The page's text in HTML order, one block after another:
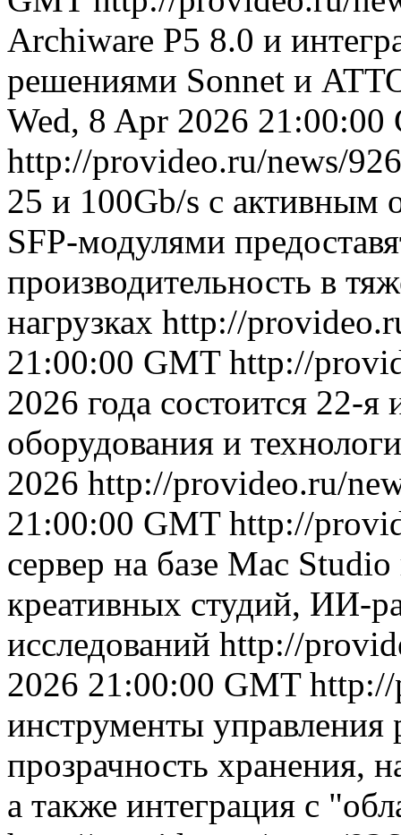
Archiware P5 8.0 и
решениями Sonnet и
Wed, 8 Apr 2026 21:00:00
http://provideo.ru/news/
25 и 100Gb/s с активным
SFP-модулями
производительность в
нагрузках http://
21:00:00 GMT http://
2026 года cостоится 22-я
оборудования и
2026 http://provideo.ru/
21:00:00 GMT http://
сервер на базе Mac
креативных студий, ИИ-
исследований http://
2026 21:00:00 GMT http://
инструменты
прозрачность хранения,
а также интеграция с